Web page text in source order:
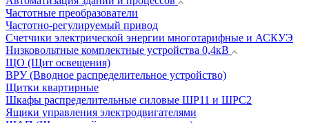
Частотные преобразователи
Частотно-регулируемый привод
Счетчики электрической энергии многотарифные и АСКУЭ
Низковольтные комплектные устройства 0,4кВ
ЩО (Щит освещения)
ВРУ (Вводное распределительное устройство)
Щитки квартирные
Шкафы распределительные силовые ШР11 и ШРС2
Ящики управления электродвигателями